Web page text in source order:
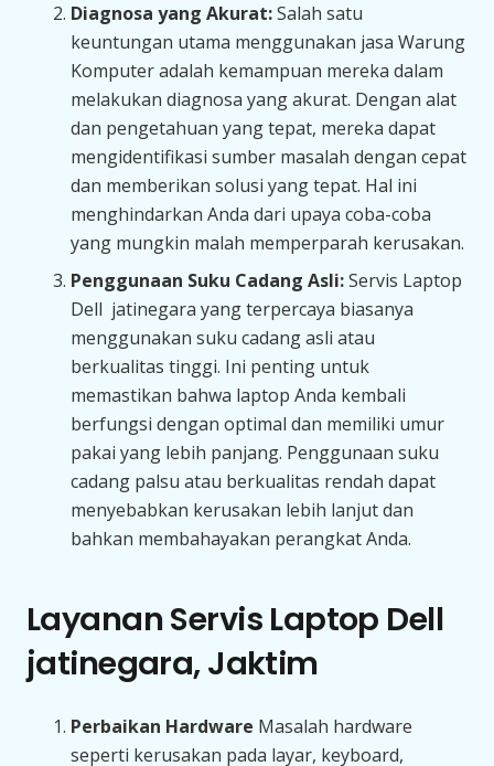
Diagnosa yang Akurat:Salah satu
keuntungan utama menggunakan jasa Warung
Komputer adalah kemampuan mereka dalam
melakukan diagnosa yang akurat. Dengan alat
dan pengetahuan yang tepat, mereka dapat
mengidentifikasi sumber masalah dengan cepat
dan memberikan solusi yang tepat. Hal ini
menghindarkan Anda dari upaya coba-coba
yang mungkin malah memperparah kerusakan.
Penggunaan Suku Cadang Asli:Servis Laptop
Dell jatinegara yang terpercaya biasanya
menggunakan suku cadang asli atau
berkualitas tinggi. Ini penting untuk
memastikan bahwa laptop Anda kembali
berfungsi dengan optimal dan memiliki umur
pakai yang lebih panjang. Penggunaan suku
cadang palsu atau berkualitas rendah dapat
menyebabkan kerusakan lebih lanjut dan
bahkan membahayakan perangkat Anda.
Layanan Servis Laptop Dell
jatinegara, Jaktim
Perbaikan Hardware Masalah hardware
seperti kerusakan pada layar, keyboard,